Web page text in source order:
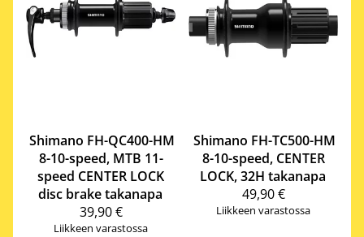
Shimano FH-QC400-HM
8-10-speed, MTB 11-
speed CENTER LOCK
disc brake takanapa
39,90 €
Liikkeen varastossa
Shimano FH-TC500-HM
8-10-speed, CENTER
LOCK, 32H takanapa
49,90 €
Liikkeen varastossa